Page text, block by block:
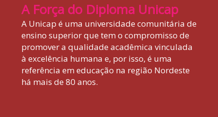
A Força do Diploma Unicap
A Unicap é uma universidade comunitária de
ensino superior que tem o compromisso de
promover a qualidade acadêmica vinculada
à excelência humana e, por isso, é uma
referência em educação na região Nordeste
há mais de 80 anos.